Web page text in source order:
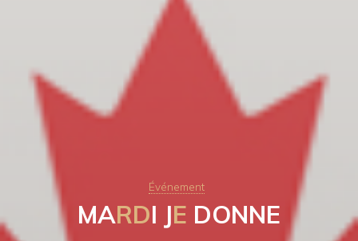
Événement
MARDI JE DONNE